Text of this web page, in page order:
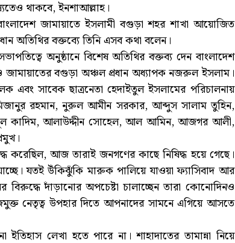
থাকবে, ইনশাআল্লাহ।
জামায়াতে ইসলামী বগুড়া শহর শাখা আয়োজিত
অতিথির বক্তব্যে তিনি এসব কথা বলেন।
অনুষ্ঠানে বিশেষ অতিথির বক্তব্য দেন বাংলাদেশ
ও জামায়াতের বগুড়া অঞ্চল প্রধান অধ্যাপক নজরুল ইসলাম।
সাবেক ছাত্রনেতা হেদাইতুল ইসলামের পরিচালনায়
রহমান, নুরুল আমীন সরকার, আব্দুস সালাম তুহিন,
কাদিম, আলাউদ্দীন সোহেল, আল আমিন, আজগর আলী,
করেছিল, আজ তারাই জনগণের কাছে নিষিদ্ধ হয়ে গেছে।
যতই উঁকিঝুঁকি মারুক পালিয়ে যাওয়া ফ্যাসিবাদ আর
দাঁড়ানোর অপচেষ্টা চালাচ্ছেন তারা কোনোদিনও
নেতৃত্ব উপহার দিতে আপনাদের সামনে এগিয়ে আসতে
লেখা হতে পারে না। শাহাদাতের তামান্না নিয়ে